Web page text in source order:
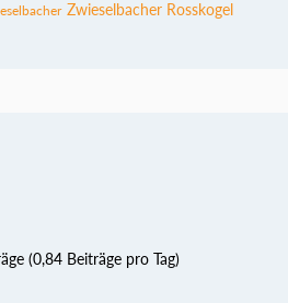
Zwieselbacher Rosskogel
(0,84 Beiträge pro Tag)